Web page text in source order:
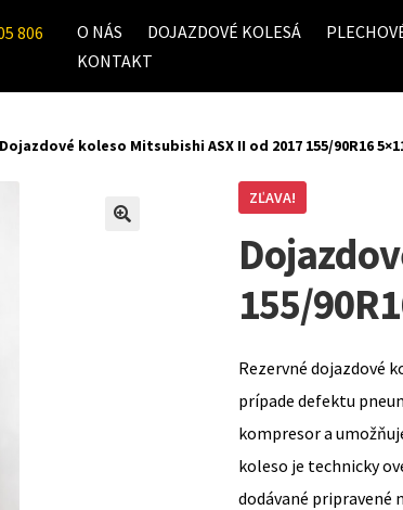
806
O NÁS DOJAZDOVÉ KOLESÁ
KONTAKT
Dojazdové koleso Mitsubishi ASX II od 2017 155/90R16
ZĽAVA!
155/
Rezervné dojazdové
prípade defektu
kompresor a
koleso je technicky
dodávané